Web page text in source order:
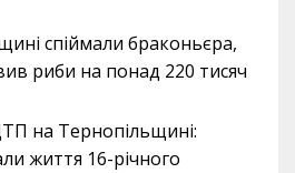
спіймали браконьєра,
риби на понад 220 тисяч
на Тернопільщині:
життя 16-річного